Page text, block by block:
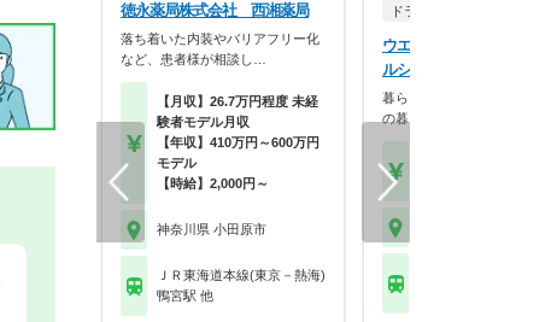
徳永薬局株式会社 西湘薬局
落ち着いた内装やバリアフリー化
など、患者様が相談し…
【月収】26.7万円程度 未経
験者モデル月収
【年収】410万円～600万円
モデル
【時給】2,000円～
神奈川県 小田原市
ＪＲ東海道本線(東京－熱海)
鴨宮駅 他
ドラッグストア（調剤併設
ウエルシア薬局株式会社
ルシア小田原国府津店
暮らしを支える仕事だから、
の暮らしも大切に。業…